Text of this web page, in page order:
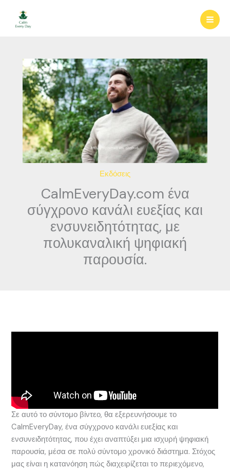
περιεχόμενο
Εκδόσεις
CalmEveryDay.com ένα
σύγχρονο κανάλι ευεξίας και
ενσυνειδητότητας, με
πολυκαναλική ψηφιακή
παρουσία.
Σε αυτό το σύντομο βίντεο, θα εξερευνήσουμε το
CalmEveryDay, ένα σύγχρονο κανάλι ευεξίας και
ενσυνειδητότητας, που έχει αναπτύξει μια ισχυρή ψηφιακή
παρουσία, μέσα σε πολύ σύντομο χρονικό διάστημα. Στόχος
μας είναι η κατανόηση πώς διαχειρίζεται το περιεχόμενο,